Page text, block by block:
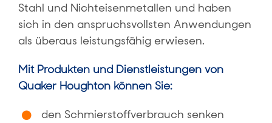
Stahl und Nichteisenmetallen und haben
sich in den anspruchsvollsten Anwendungen
als überaus leistungsfähig erwiesen.
Mit Produkten und Dienstleistungen von
Quaker Houghton können Sie:
den Schmierstoffverbrauch senken